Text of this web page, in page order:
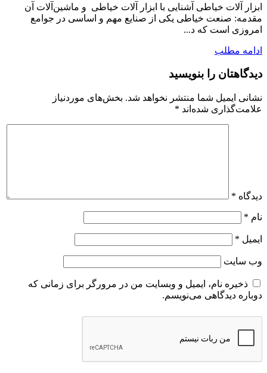
ابزار آلات خیاطی آشنایی با ابزار آلات خیاطی و ماشین‌آلات آن
مقدمه: صنعت خیاطی یکی از صنایع مهم و اساسی در جوامع
امروزی است که د...
ادامه مطلب
دیدگاهتان را بنویسید
نشانی ایمیل شما منتشر نخواهد شد. بخش‌های موردنیاز
علامت‌گذاری شده‌اند *
دیدگاه *
نام *
ایمیل *
وب‌ سایت
ذخیره نام، ایمیل و وبسایت من در مرورگر برای زمانی که
دوباره دیدگاهی می‌نویسم.